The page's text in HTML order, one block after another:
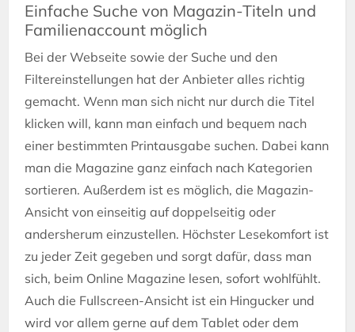
Einfache Suche von Magazin-Titeln und
Familienaccount möglich
Bei der Webseite sowie der Suche und den
Filtereinstellungen hat der Anbieter alles richtig
gemacht. Wenn man sich nicht nur durch die Titel
klicken will, kann man einfach und bequem nach
einer bestimmten Printausgabe suchen. Dabei kann
man die Magazine ganz einfach nach Kategorien
sortieren. Außerdem ist es möglich, die Magazin-
Ansicht von einseitig auf doppelseitig oder
andersherum einzustellen. Höchster Lesekomfort ist
zu jeder Zeit gegeben und sorgt dafür, dass man
sich, beim Online Magazine lesen, sofort wohlfühlt.
Auch die Fullscreen-Ansicht ist ein Hingucker und
wird vor allem gerne auf dem Tablet oder dem